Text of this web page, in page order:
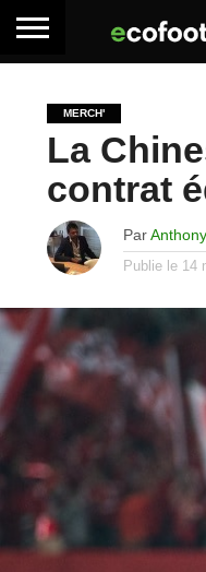
MERCH'
La
contrat
Par
Publie le 14